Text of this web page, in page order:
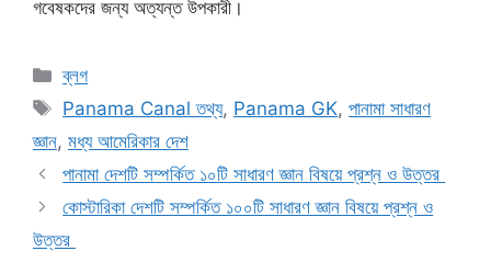
গবেষকদের জন্য অত্যন্ত উপকারী।
Categories
ব্লগ
Tags
Panama Canal তথ্য, Panama GK,পানামা সাধারণ
জ্ঞান, মধ্য আমেরিকার দেশ
পানামা দেশটি সম্পর্কিত ১০টি সাধারণ জ্ঞান বিষয়ে প্রশ্ন ও উত্তর
কোস্টারিকা দেশটি সম্পর্কিত ১০০টি সাধারণ জ্ঞান বিষয়ে প্রশ্ন ও
উত্তর